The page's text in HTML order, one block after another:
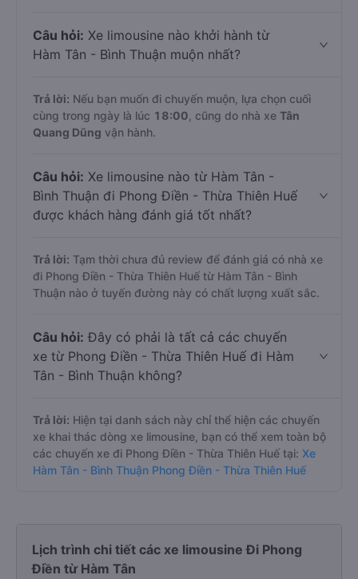
Câu hỏi: Xe limousine nào khởi hành từ
Hàm Tân - Bình Thuận muộn nhất?
Trả lời: Nếu bạn muốn đi chuyến muộn, lựa chọn cuối
cùng trong ngày là lúc 18:00 , cũng do nhà xe Tân
Quang Dũng vận hành.
Câu hỏi: Xe limousine nào từ Hàm Tân -
Bình Thuận đi Phong Điền - Thừa Thiên Huế
được khách hàng đánh giá tốt nhất?
Trả lời: Tạm thời chưa đủ review để đánh giá có nhà xe
đi Phong Điền - Thừa Thiên Huế từ Hàm Tân - Bình
Thuận nào ở tuyến đường này có chất lượng xuất sắc.
Câu hỏi: Đây có phải là tất cả các chuyến
xe từ Phong Điền - Thừa Thiên Huế đi Hàm
Tân - Bình Thuận không?
Trả lời: Hiện tại danh sách này chỉ thể hiện các chuyến
xe khai thác dòng xe limousine, bạn có thể xem toàn bộ
các chuyến xe đi Phong Điền - Thừa Thiên Huế tại: Xe
Hàm Tân - Bình Thuận Phong Điền - Thừa Thiên Huế
Lịch trình chi tiết các xe limousine Đi Phong
Điền từ Hàm Tân